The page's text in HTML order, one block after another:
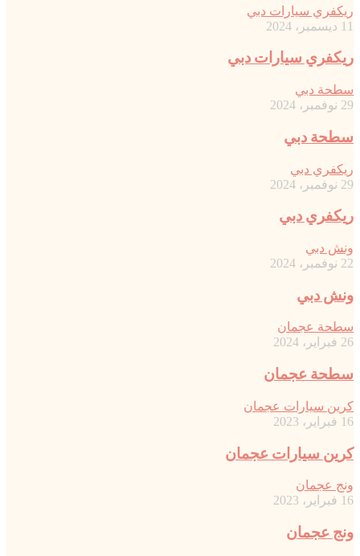
ريكفري سيارات دبي
11 ديسمبر، 2024
ريكفري سيارات دبي
سطحة دبي
29 نوفمبر، 2024
سطحة دبي
ريكفري دبي
29 نوفمبر، 2024
ريكفري دبي
ونش دبي
22 نوفمبر، 2024
ونش دبي
سطحة عجمان
26 فبراير، 2024
سطحة عجمان
كرين سيارات عجمان
16 فبراير، 2023
كرين سيارات عجمان
ونج عجمان
16 فبراير، 2023
ونج عجمان